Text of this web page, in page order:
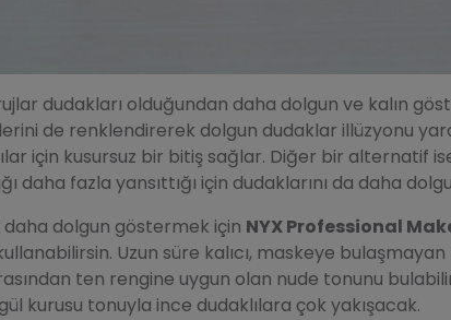
dudakları olduğundan daha dolgun ve kalın
de renklendirerek dolgun dudaklar illüzyonu
için kusursuz bir bitiş sağlar. Diğer bir alternatif
daha fazla yansıttığı için dudaklarını da daha
daha dolgun göstermek için NYX Professional
Uzun süre kalıcı, maskeye
ten rengine uygun olan nude tonunu
kurusu tonuyla ince dudaklılara çok yakışacak.